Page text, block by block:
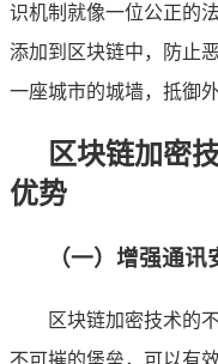
识机制就像一位公正的
添加到区块链中，防止
一座城市的城墙，抵御外
区块链加密
优势
（一）增强通讯
区块链加密技术的
不可摧的堡垒，可以有